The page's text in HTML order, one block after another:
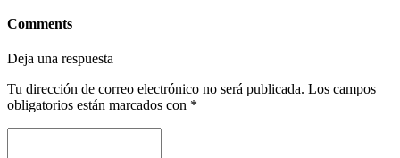
Comments
Deja una respuesta
Tu dirección de correo electrónico no será publicada. Los campos
obligatorios están marcados con *